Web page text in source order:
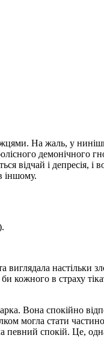
На жаль, у
демонічного
відчай і депресія,
іншому.
виглядала
в страху
Вона спокійно
могла стати
певний спокій. Це,